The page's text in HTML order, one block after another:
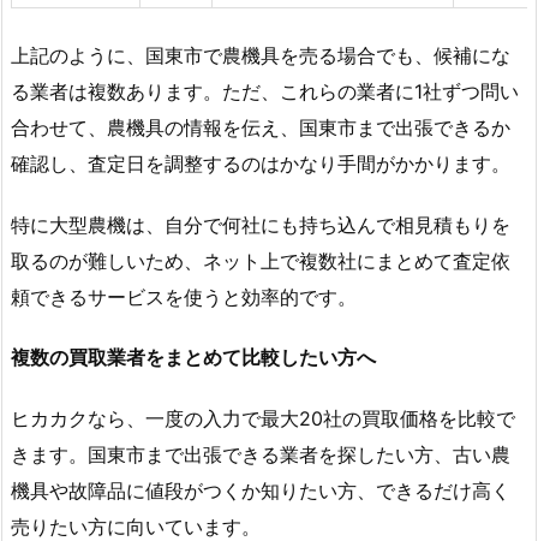
上記のように、国東市で農機具を売る場合でも、候補にな
る業者は複数あります。ただ、これらの業者に1社ずつ問い
合わせて、農機具の情報を伝え、国東市まで出張できるか
確認し、査定日を調整するのはかなり手間がかかります。
特に大型農機は、自分で何社にも持ち込んで相見積もりを
取るのが難しいため、ネット上で複数社にまとめて査定依
頼できるサービスを使うと効率的です。
複数の買取業者をまとめて比較したい方へ
ヒカカクなら、一度の入力で最大20社の買取価格を比較で
きます。国東市まで出張できる業者を探したい方、古い農
機具や故障品に値段がつくか知りたい方、できるだけ高く
売りたい方に向いています。